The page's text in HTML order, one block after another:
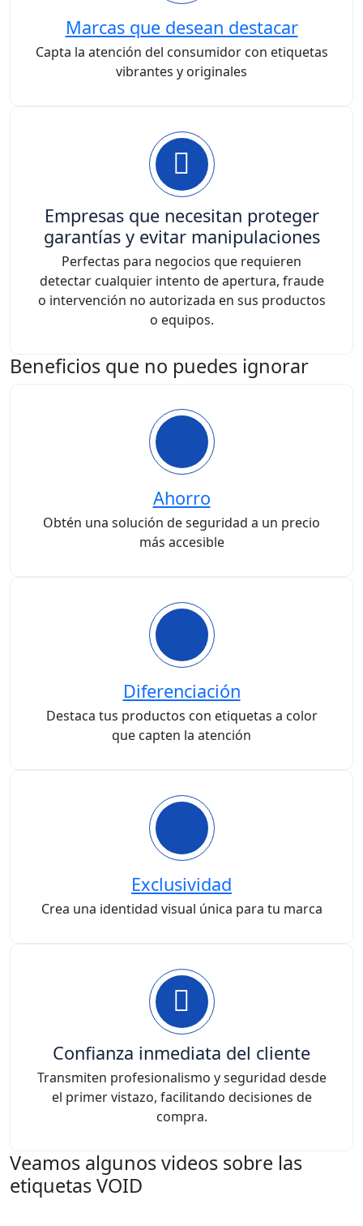
Marcas que desean destacar
Capta la atención del consumidor con etiquetas
vibrantes y originales
Empresas que necesitan proteger
garantías y evitar manipulaciones
Perfectas para negocios que requieren
detectar cualquier intento de apertura, fraude
o intervención no autorizada en sus productos
o equipos.
Beneficios que no puedes ignorar
Ahorro
Obtén una solución de seguridad a un precio
más accesible
Diferenciación
Destaca tus productos con etiquetas a color
que capten la atención
Exclusividad
Crea una identidad visual única para tu marca
Confianza inmediata del cliente
Transmiten profesionalismo y seguridad desde
el primer vistazo, facilitando decisiones de
compra.
Veamos algunos videos sobre las
etiquetas VOID